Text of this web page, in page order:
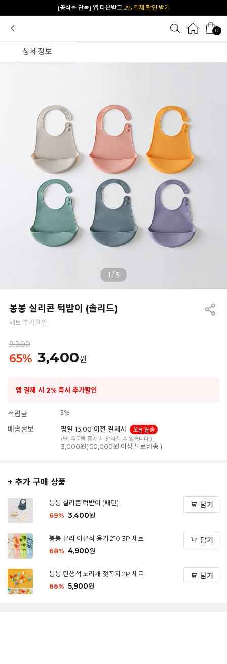
카카오 플친 추가하면1천원 즉시 할인 쿠폰
0
상세정보
1 /5
봉봉 실리콘 턱받이 (솔리드)
세트 추가할인
9,800
65% 3,400원
앱 결제 시 2% 즉시 추가할인
적립금 3%
배송정보 평일 13:00 이전 결제시
오늘 발송
(단, 주문량 증가 시 달라질 수 있습니다.)
3,000원( 50,000원 이상 무료배송 )
+ 추가 구매 상품
봉봉 실리콘 턱받이 (패턴)
69% 3,400원
담기
봉봉 유리 이유식 용기 210 3P 세트
68% 4,900원
담기
봉봉 탄생석 노리개 젖꼭지 2P 세트
66% 5,900원
담기